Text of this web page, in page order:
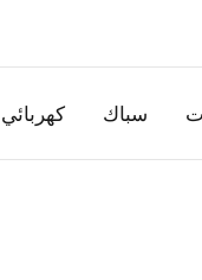
سباك كهربائي